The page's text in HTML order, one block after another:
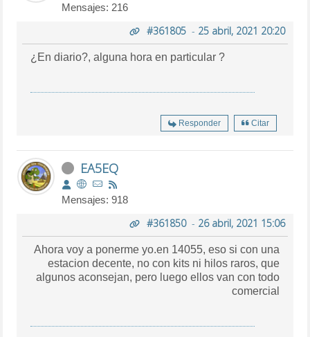
Mensajes: 216
#361805- 25 abril, 2021 20:20
¿En diario?, alguna hora en particular ?
Responder Citar
EA5EQ
Mensajes: 918
#361850- 26 abril, 2021 15:06
Ahora voy a ponerme yo.en 14055, eso si con una
estacion decente, no con kits ni hilos raros, que
algunos aconsejan, pero luego ellos van con todo
comercial